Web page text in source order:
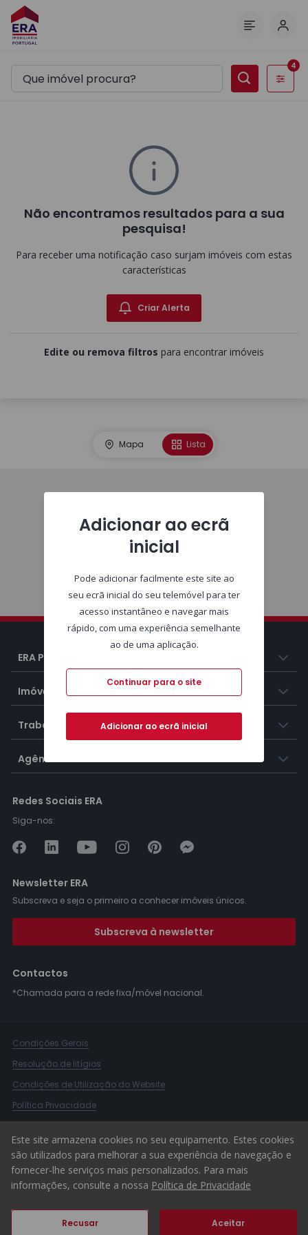
Filtros
4
Não encontramos resultados para a sua
pesquisa!
Para receber uma notificação caso surjam imóveis com estas
características
Criar Alerta
Edite ou remova filtros para encontrar imóveis
Mapa Lista
ERA Portugal
Imóveis
Trabalhar na ERA
Agências ERA
Redes Sociais ERA
Siga-nos:
Newsletter ERA
Subscreva e seja o primeiro a conhecer imóveis únicos.
Subscreva à newsletter
Contactos
*Chamada para a rede fixa/móvel nacional.
Condições Gerais
Resolução de litígios
Condições de Utilização do Website
Política Privacidade
Canal de Denúncias
© 2026 ERA Portugal
Este site armazena cookies no seu equipamento. Estes cookies
são utilizados para melhorar a sua experiência de navegação e
fornecer-lhe serviços mais personalizados. Para mais
informações, consulte a nossa Política de Privacidade
Recusar Aceitar
Adicionar ao ecrã
inicial
Pode adicionar facilmente este site ao
seu ecrã inicial do seu telemóvel para ter
acesso instantâneo e navegar mais
rápido, com uma experiência semelhante
ao de uma aplicação.
Continuar para o site
Adicionar ao ecrã inicial